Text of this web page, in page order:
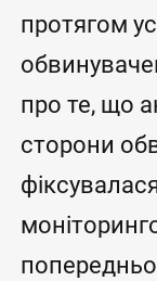
протягом
про те, що
сторони